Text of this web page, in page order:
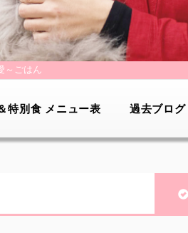
～ごはん
特別食 メニュー表 過去ブログ